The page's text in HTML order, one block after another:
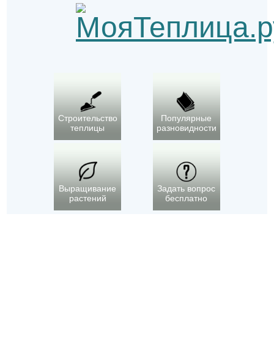
Строительство
теплицы
Популярные
разновидности
Выращивание
растений
Задать вопрос
бесплатно